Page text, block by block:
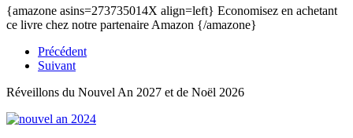
{amazone asins=273735014X align=left} Economisez en achetant
ce livre chez notre partenaire Amazon {/amazone}
Précédent
Suivant
Réveillons du Nouvel An 2027 et de Noël 2026